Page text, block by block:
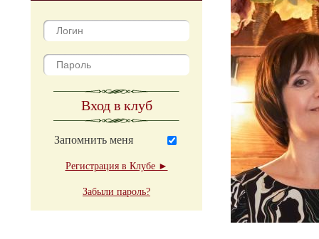
Вход в клуб
Запомнить меня
Регистрация в Клубе ►
Забыли пароль?